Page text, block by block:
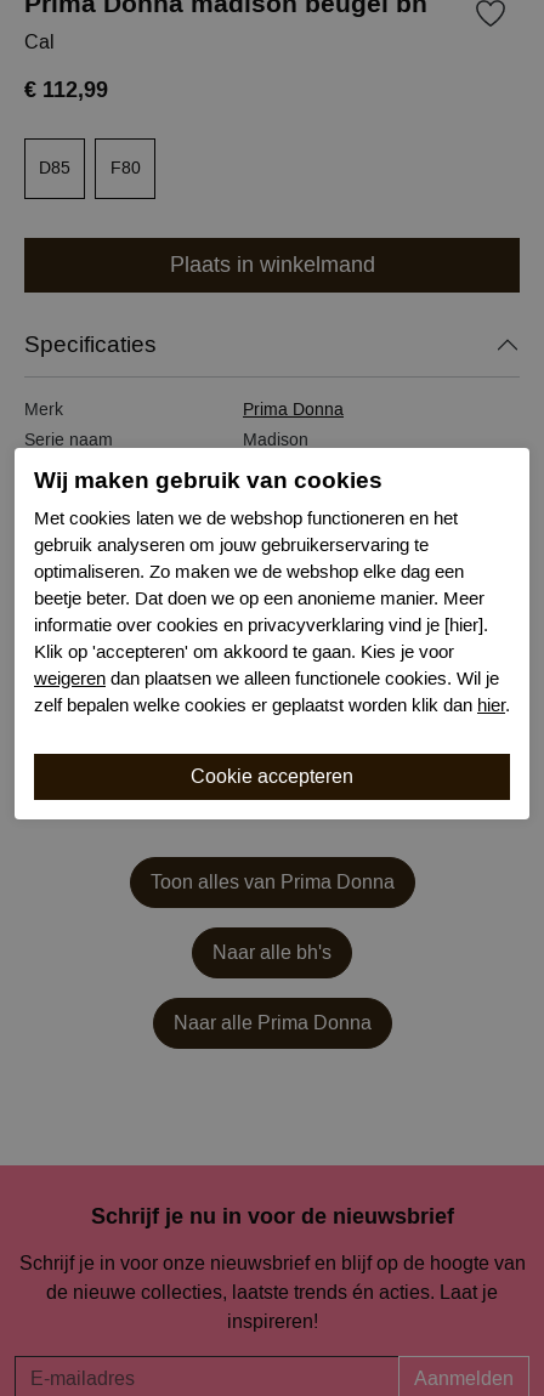
Cal
€ 112,99
D85 F80
Plaats in winkelmand
Specificaties
Merk
Prima Donna
Serie naam
Madison
Leveranciercode
Bestelcode
Kleur
Huid
Sluiting
Haaksluiting
Wasvoorschrift
handwas
Kenmerk
Niet voorgevormd met beugel
Draagoptie
Valt weg onder wit
Kenmerk
Bewuste Keuze!
Toon alles van Prima Donna
Naar alle bh's
Naar alle Prima Donna
Schrijf je nu in voor de nieuwsbrief
Schrijf je in voor onze nieuwsbrief en blijf op de hoogte van
de nieuwe collecties, laatste trends én acties. Laat je
inspireren!
Aanmelden
Wij maken gebruik van cookies
Met cookies laten we de webshop functioneren en het
gebruik analyseren om jouw gebruikerservaring te
optimaliseren. Zo maken we de webshop elke dag een
beetje beter. Dat doen we op een anonieme manier. Meer
informatie over cookies en privacyverklaring vind je [hier].
Klik op 'accepteren' om akkoord te gaan. Kies je voor
weigeren dan plaatsen we alleen functionele cookies. Wil je
zelf bepalen welke cookies er geplaatst worden klik dan hier.